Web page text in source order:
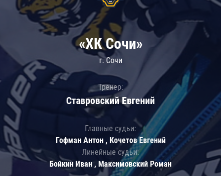
«ХК Сочи»
г. Сочи
Тренер:
Ставровский Евгений
Главные судьи:
Гофман Антон , Кочетов Евгений
Линейные судьи:
Бойкин Иван , Максимовский Роман